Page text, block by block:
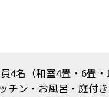
4名（和室4畳・6畳
チン・お風呂・庭付き